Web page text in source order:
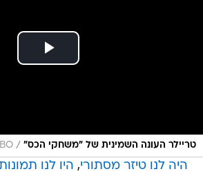
טריילר העונה השמינית של "משחקי הכס" /
היה לנו טיזר מסתורי, היו לנו